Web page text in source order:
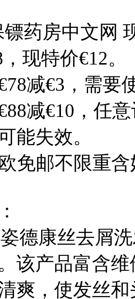
药房中文网
现特价€12。
减€3，需要
减€10，任
能失效。
免邮不限重
德康丝去屑
该产品富含
爽，使发丝